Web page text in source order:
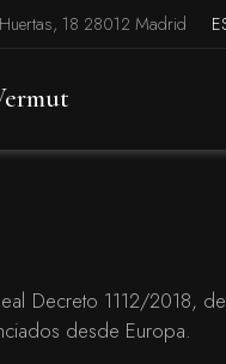
18 28012 Madrid
Decreto 1112/2018,
desde Europa.